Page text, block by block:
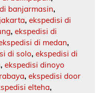
banjarmasin,
, ekspedisi di
, ekspedisi di
di medan,
di solo, ekspedisi di
, ekspedisi dinoyo
, ekspedisi door
elteha,